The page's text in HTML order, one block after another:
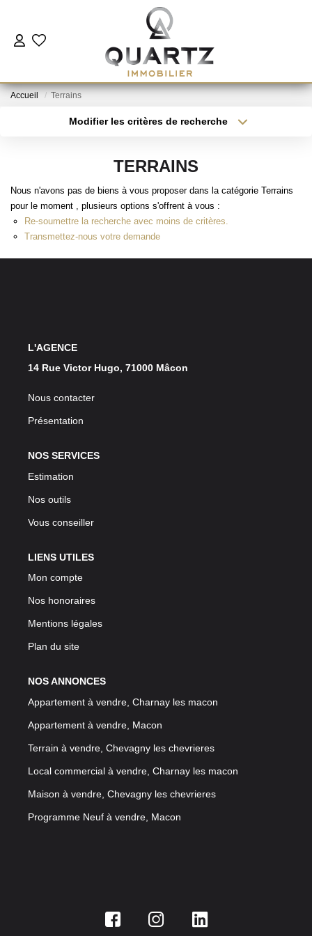
ESTIMER
NOUS REJOINDRE
L'AGENCE
Accueil Terrains
Modifier les critères de recherche
TERRAINS
Nous n'avons pas de biens à vous proposer dans la catégorie Terrains
pour le moment , plusieurs options s'offrent à vous :
Re-soumettre la recherche avec moins de critères.
Transmettez-nous votre demande
L'AGENCE
14 Rue Victor Hugo, 71000 Mâcon
Nous contacter
Présentation
NOS SERVICES
Estimation
Nos outils
Vous conseiller
LIENS UTILES
Mon compte
Nos honoraires
Mentions légales
Plan du site
NOS ANNONCES
Appartement à vendre, Charnay les macon
Appartement à vendre, Macon
Terrain à vendre, Chevagny les chevrieres
Local commercial à vendre, Charnay les macon
Maison à vendre, Chevagny les chevrieres
Programme Neuf à vendre, Macon